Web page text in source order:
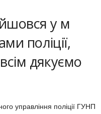
у м
поліції,
дякуємо
управління поліції ГУНП